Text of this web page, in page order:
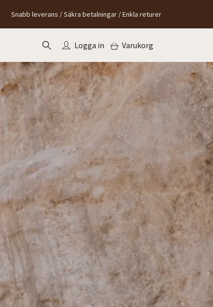
Snabb leverans / Säkra betalningar / Enkla returer
Logga in Varukorg